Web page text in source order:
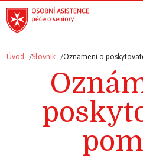
Úvod Slovník Oznámení o